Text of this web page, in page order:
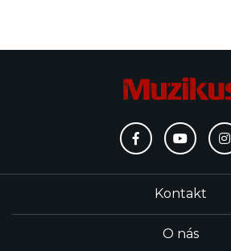
Kontakt
O nás